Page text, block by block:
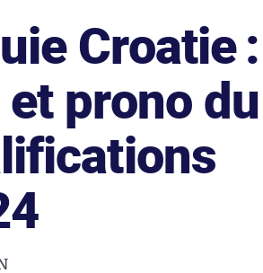
Croatie :
prono du